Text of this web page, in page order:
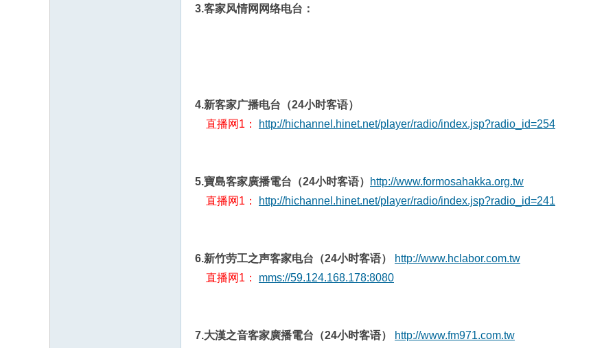
3.客家风情网网络电台：
4.新客家广播电台（24小时客语）
直播网1：
http://hichannel.hinet.net/player/radio/index.jsp?radio_id=254
5.寶島客家廣播電台（24小时客语）
http://www.formosahakka.org.tw
直播网1：
http://hichannel.hinet.net/player/radio/index.jsp?radio_id=241
6.新竹劳工之声客家电台（24小时客语）
http://www.hclabor.com.tw
直播网1：
mms://59.124.168.178:8080
7.大漢之音客家廣播電台（24小时客语）
http://www.fm971.com.tw